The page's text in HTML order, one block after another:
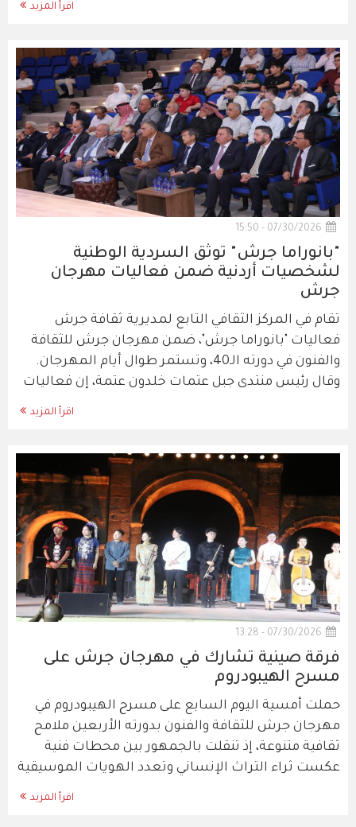
اقرأ المزيد
07/30/2026 - 15:50
"بانوراما جرش" توثق السردية الوطنية
لشخصيات أردنية ضمن فعاليات مهرجان
جرش
تقام في المركز الثقافي التابع لمديرية ثقافة جرش
فعاليات "بانوراما جرش"، ضمن مهرجان جرش للثقافة
والفنون في دورته الـ40، وتستمر طوال أيام المهرجان.
وقال رئيس منتدى جبل عتمات خلدون عتمة، إن فعاليات
اقرأ المزيد
07/30/2026 - 13:28
فرقة صينية تشارك في مهرجان جرش على
مسرح الهيبودروم
حملت أمسية اليوم السابع على مسرح الهيبودروم في
مهرجان جرش للثقافة والفنون بدورته الأربعين ملامح
ثقافية متنوعة، إذ تنقلت بالجمهور بين محطات فنية
عكست ثراء التراث الإنساني وتعدد الهويات الموسيقية
اقرأ المزيد